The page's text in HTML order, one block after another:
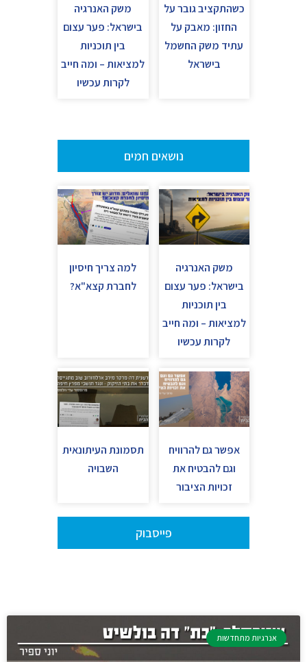
כשהתקציב גובר על
החזון: מאבק על
עתיד משק החשמל
בישראל
משק האנרגיה
בישראל: פער עצום
בין תוכניות
למציאות – ומה חייב
לקרות עכשיו
נושאים חמים
משק האנרגיה
בישראל: פער עצום
בין תוכניות
למציאות – ומה חייב
לקרות עכשיו
למה צריך חיסיון
לחברת קצא"א?
אפשר גם להרוויח
וגם להבטיח את
זכויות הציבור
תסמונת העיתונאית
השבויה
פייסבוק
אנרגיות מתחדשות